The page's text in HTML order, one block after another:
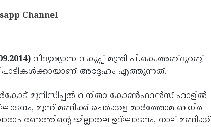
Channel
വിദ്യാഭ്യാസ വകുപ്പ് മന്ത്രി പി.കെ.അബ്ദുറബ്ബ്
അദ്ദേഹം എത്തുന്നത്.
മുനിസിപ്പല്‍ വനിതാ കോണ്‍ഫറന്‍സ് ഹാളില്‍
മൂന്ന് മണിക്ക് ചെര്‍ക്കള മാര്‍ത്തോമ ബധിര
ജില്ലാതല ഉദ്ഘാടനം, നാല് മണിക്ക്